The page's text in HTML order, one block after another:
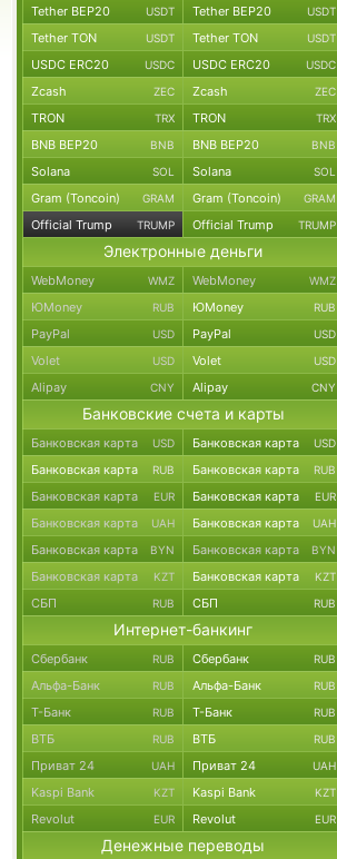
Tether BEP20 USDT Tether BEP20 USDT
Tether TON USDT Tether TON USDT
USDC ERC20 USDC USDC ERC20 USDC
Zcash ZEC Zcash ZEC
TRON TRX TRON TRX
BNB BEP20 BNB BNB BEP20 BNB
Solana SOL Solana SOL
Gram (Toncoin) GRAM Gram (Toncoin) GRAM
Official Trump TRUMP Official Trump TRUMP
Электронные деньги
WebMoney WMZ WebMoney WMZ
ЮMoney RUB ЮMoney RUB
PayPal USD PayPal USD
Volet USD Volet USD
Alipay CNY Alipay CNY
Банковские счета и карты
Банковская карта USD Банковская карта USD
Банковская карта RUB Банковская карта RUB
Банковская карта EUR Банковская карта EUR
Банковская карта UAH Банковская карта UAH
Банковская карта BYN Банковская карта BYN
Банковская карта KZT Банковская карта KZT
СБП RUB СБП RUB
Интернет-банкинг
Сбербанк RUB Сбербанк RUB
Альфа-Банк RUB Альфа-Банк RUB
Т-Банк RUB Т-Банк RUB
ВТБ RUB ВТБ RUB
Приват 24 UAH Приват 24 UAH
Kaspi Bank KZT Kaspi Bank KZT
Revolut EUR Revolut EUR
Денежные переводы